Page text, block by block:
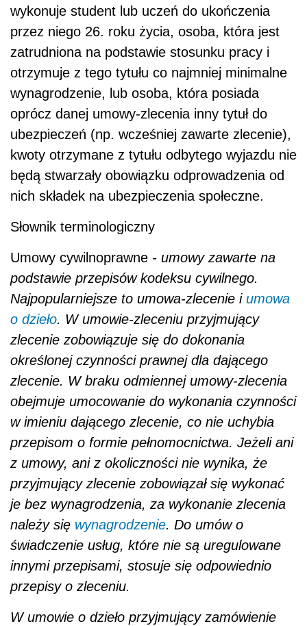
wykonuje student lub uczeń do ukończenia
przez niego 26. roku życia, osoba, która jest
zatrudniona na podstawie stosunku pracy i
otrzymuje z tego tytułu co najmniej minimalne
wynagrodzenie, lub osoba, która posiada
oprócz danej umowy-zlecenia inny tytuł do
ubezpieczeń (np. wcześniej zawarte zlecenie),
kwoty otrzymane z tytułu odbytego wyjazdu nie
będą stwarzały obowiązku odprowadzenia od
nich składek na ubezpieczenia społeczne.
Słownik terminologiczny
Umowy cywilnoprawne - umowy zawarte na
podstawie przepisów kodeksu cywilnego.
Najpopularniejsze to umowa-zlecenie i umowa
o dzieło. W umowie-zleceniu przyjmujący
zlecenie zobowiązuje się do dokonania
określonej czynności prawnej dla dającego
zlecenie. W braku odmiennej umowy-zlecenia
obejmuje umocowanie do wykonania czynności
w imieniu dającego zlecenie, co nie uchybia
przepisom o formie pełnomocnictwa. Jeżeli ani
z umowy, ani z okoliczności nie wynika, że
przyjmujący zlecenie zobowiązał się wykonać
je bez wynagrodzenia, za wykonanie zlecenia
należy się wynagrodzenie. Do umów o
świadczenie usług, które nie są uregulowane
innymi przepisami, stosuje się odpowiednio
przepisy o zleceniu.
W umowie o dzieło przyjmujący zamówienie